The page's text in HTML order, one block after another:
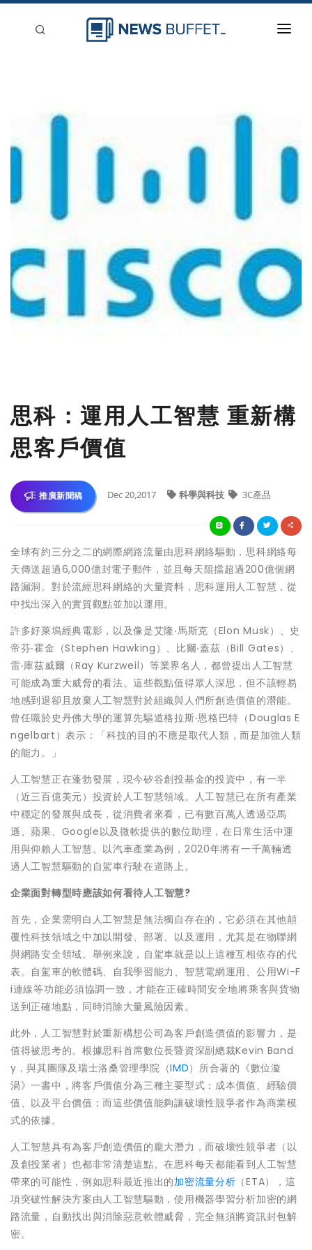
登入
思科：運用人工智慧 重新構
思客戶價值
推廣新聞稿 Dec 20,2017 科學與科技 3C產品
全球有約三分之二的網際網路流量由思科網絡驅動，思科網絡每
天傳送超過6,000億封電子郵件，並且每天阻擋超過200億個網
路漏洞。對於流經思科網絡的大量資料，思科運用人工智慧，從
中找出深入的實質觀點並加以運用。
許多好萊塢經典電影，以及像是艾隆‧馬斯克（Elon Musk）、史
帝芬‧霍金（Stephen Hawking）、比爾‧蓋茲（Bill Gates）、
雷‧庫茲威爾（Ray Kurzweil）等業界名人，都曾提出人工智慧
可能成為重大威脅的看法。這些觀點值得眾人深思，但不該輕易
地感到退卻且放棄人工智慧對於組織與人們所創造價值的潛能。
曾任職於史丹佛大學的運算先驅道格拉斯‧恩格巴特（Douglas E
ngelbart）表示：「科技的目的不應是取代人類，而是加強人類
的能力。」
人工智慧正在蓬勃發展，現今矽谷創投基金的投資中，有一半
（近三百億美元）投資於人工智慧領域。人工智慧已在所有產業
中穩定的發展與成長，從消費者來看，已有數百萬人透過亞馬
遜、蘋果、Google以及微軟提供的數位助理，在日常生活中運
用與仰賴人工智慧。以汽車產業為例，2020年將有一千萬輛透
過人工智慧驅動的自駕車行駛在道路上。
企業面對轉型時應該如何看待人工智慧?
首先，企業需明白人工智慧是無法獨自存在的，它必須在其他顛
覆性科技領域之中加以開發、部署、以及運用，尤其是在物聯網
與網路安全領域。舉例來說，自駕車就是以上這種互相依存的代
表。自駕車的軟體碼、自我學習能力、智慧電網運用、公用Wi-F
i連線等功能必須協調一致，才能在正確時間安全地將乘客與貨物
送到正確地點，同時消除大量風險因素。
此外，人工智慧對於重新構想公司為客戶創造價值的影響力，是
值得被思考的。根據思科首席數位長暨資深副總裁Kevin Band
y，與其團隊及瑞士洛桑管理學院（IMD）所合著的《數位漩
渦》一書中，將客戶價值分為三種主要型式：成本價值、經驗價
值、以及平台價值；而這些價值能夠讓破壞性競爭者作為商業模
式的依據。
人工智慧具有為客戶創造價值的龐大潛力，而破壞性競爭者（以
及創投業者）也都非常清楚這點。在思科每天都能看到人工智慧
帶來的可能性，例如思科最近推出的加密流量分析 （ETA），這
項突破性解決方案由人工智慧驅動，使用機器學習分析加密的網
路流量，自動找出與消除惡意軟體威脅，完全無須將資訊封包解
密。